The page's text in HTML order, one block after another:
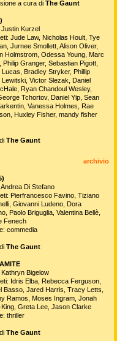
a cura di The Gaunt
Justin Kurzel
Jude Law, Nicholas Hoult, Tye
Jurnee Smollett, Alison Oliver,
Holmstrom, Odessa Young, Marc
Philip Granger, Sebastian Pigott,
Lucas, Bradley Stryker, Phillip
Victor Slezak, Daniel
Ryan Chandoul Wesley,
Tchortov, Daniel Yip, Sean
Vanessa Holmes, Rae
Huxley Fisher, mandy fisher
The Gaunt
archivio
Di Stefano
Pierfrancesco Favino, Tiziano
Giovanni Ludeno, Dora
Paolo Briguglia, Valentina Bellè,
Fenech
commedia
The Gaunt
Bigelow
Idris Elba, Rebecca Ferguson,
Basso, Jared Harris, Tracy Letts,
Ramos, Moses Ingram, Jonah
Greta Lee, Jason Clarke
thriller
The Gaunt